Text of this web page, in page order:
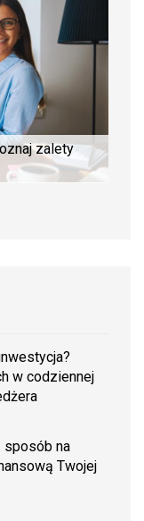
zalety
w codziennej
sposób na
Twojej